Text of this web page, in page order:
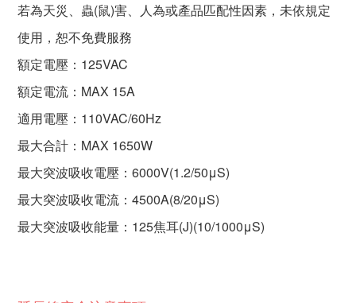
若為天災、蟲(鼠)害、人為或產品匹配性因素，未依規定
使用，恕不免費服務
額定電壓：125VAC
額定電流：MAX 15A
適用電壓：110VAC/60Hz
最大合計：MAX 1650W
最大突波吸收電壓：6000V(1.2/50μS)
最大突波吸收電流：4500A(8/20μS)
最大突波吸收能量：125焦耳(J)(10/1000μS)